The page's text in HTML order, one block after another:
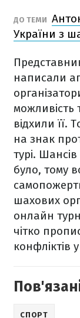
ДО ТЕМИ
України з
написали
можливість
відхили її.
на знак
турі.
було, тому
шахових
онлайн
чітко
конфліктів
СПОРТ